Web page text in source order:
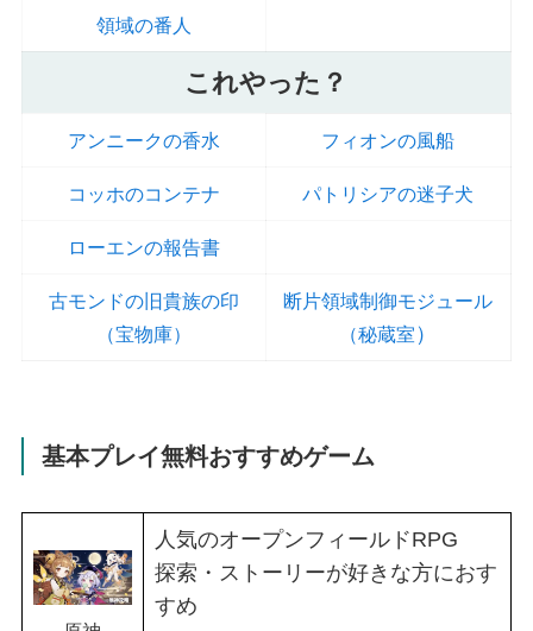
領域の番人
これやった？
アンニークの香水 フィオンの風船
コッホのコンテナ パトリシアの迷子犬
ローエンの報告書
古モンドの旧貴族の印
（宝物庫）
断片領域制御モジュール
（秘蔵室 ）
基本プレイ無料おすすめゲーム
人気のオープンフィールドRPG
探索・ストーリーが好きな方におす
すめ